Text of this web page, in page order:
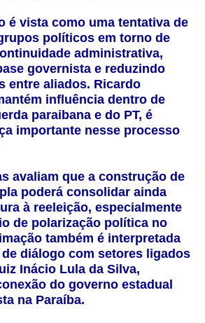
é vista como uma tentativa de
políticos em torno de
administrativa,
governista e reduzindo
entre aliados. Ricardo
influência dentro de
paraibana e do PT, é
importante nesse processo
avaliam que a construção de
poderá consolidar ainda
à reeleição, especialmente
de polarização política no
também é interpretada
diálogo com setores ligados
Inácio Lula da Silva,
do governo estadual
na Paraíba.